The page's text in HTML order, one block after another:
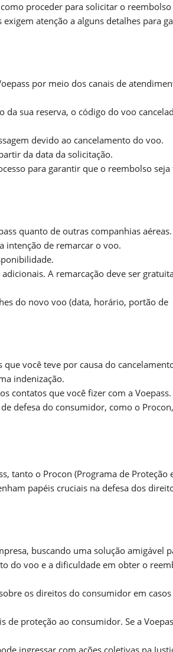
proceder para solicitar o
atenção a alguns detalhes para
por meio dos canais de
sua reserva, o código do voo
devido ao cancelamento do voo.
da data da solicitação.
para garantir que o reembolso
quanto de outras companhias aéreas.
intenção de remarcar o voo.
A remarcação deve ser
do novo voo (data, horário, portão de
você teve por causa do
indenização.
contatos que você fizer com a Voepass.
defesa do consumidor, como o
tanto o Procon (Programa de Proteção
papéis cruciais na defesa dos
buscando uma solução amigável
do voo e a dificuldade em obter o
os direitos do consumidor em casos
de proteção ao consumidor. Se a